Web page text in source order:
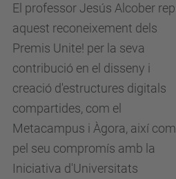
El professor Jesús Alcober rep
aquest reconeixement dels
Premis Unite! per la seva
contribució en el disseny i
creació d'estructures digitals
compartides, com el
Metacampus i Àgora, així com
pel seu compromís amb la
Iniciativa d'Universitats